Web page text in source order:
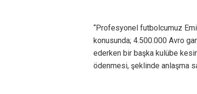
“Profesyonel futbolcumuz
konusunda; 4.500.000 Avro
ederken bir başka kulübe
ödenmesi, şeklinde anlaşma